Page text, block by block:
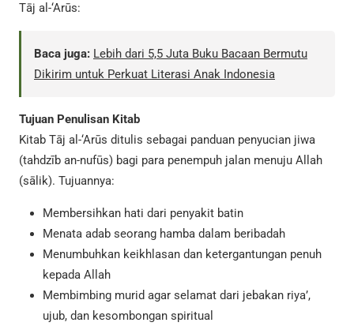
Tāj al-‘Arūs:
Baca juga: Lebih dari 5,5 Juta Buku Bacaan Bermutu
Dikirim untuk Perkuat Literasi Anak Indonesia
Tujuan Penulisan Kitab
Kitab Tāj al-‘Arūs ditulis sebagai panduan penyucian jiwa
(tahdzīb an-nufūs) bagi para penempuh jalan menuju Allah
(sālik). Tujuannya:
Membersihkan hati dari penyakit batin
Menata adab seorang hamba dalam beribadah
Menumbuhkan keikhlasan dan ketergantungan penuh
kepada Allah
Membimbing murid agar selamat dari jebakan riya’,
ujub, dan kesombongan spiritual